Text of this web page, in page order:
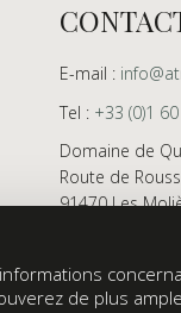
E-mail :
Tel : +33 (0)1
Domaine de
Route de
91470 Les
Showroom
vous
de plus